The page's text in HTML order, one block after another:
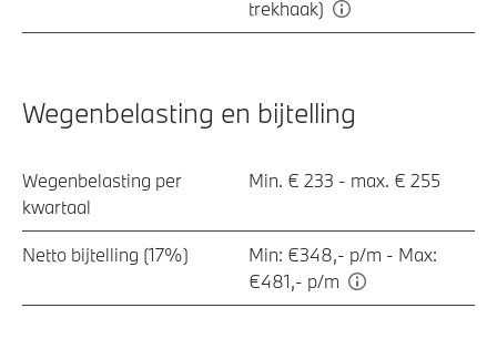
trekhaak)
Wegenbelasting en bijtelling
Wegenbelasting per
kwartaal
Min. € 233 - max. € 255
Netto bijtelling (17%)
Min: €348,- p/m - Max:
€481,- p/m